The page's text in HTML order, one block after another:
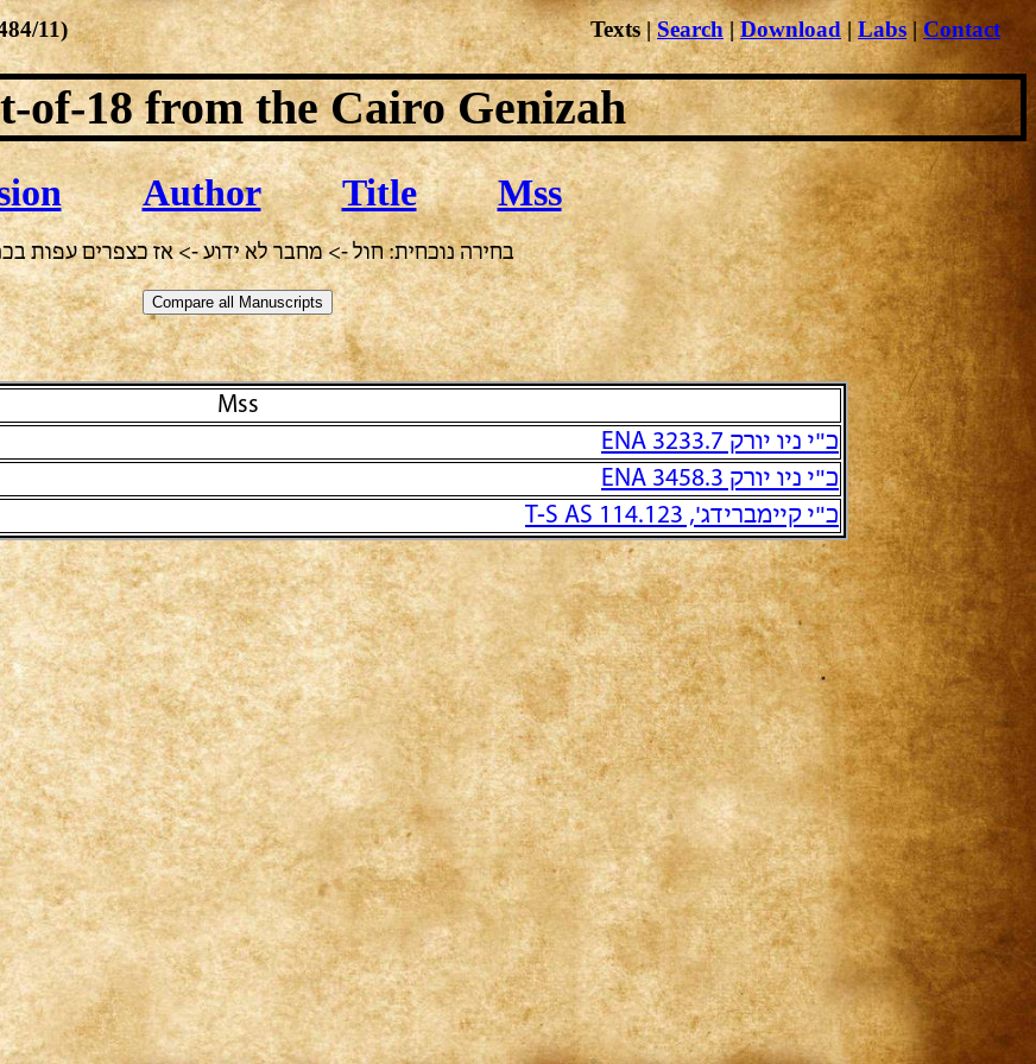
of-18from the Cairo Genizah
Author Title Mss
בחירה נוכחית: חול -> מחבר לא ידוע -> אז כצפרים עפות
Mss
כ"י ניו יורק ENA 3233.7
כ"י ניו יורק ENA 3458.3
כ"י קיימברידג', T-S AS 114.123
Texts|Search|Download|Labs | Contact
11)